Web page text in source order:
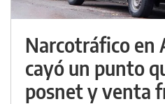
Narcotráfico en
cayó un punto
posnet y venta